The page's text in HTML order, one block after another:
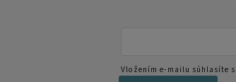
Vložením e-mailu súhlasíte s